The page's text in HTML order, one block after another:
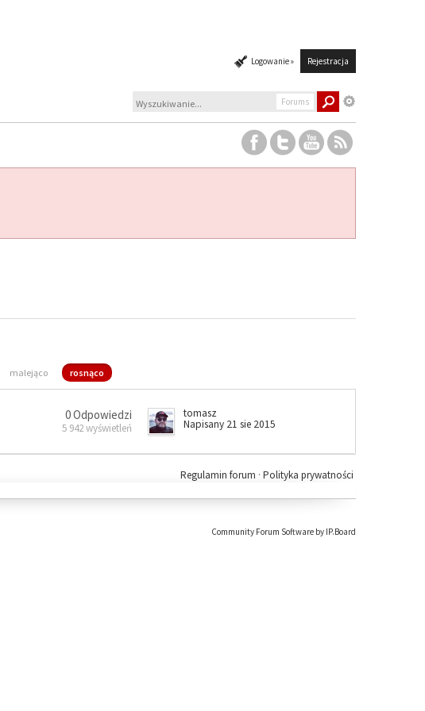
Logowanie » Rejestracja
Forums
malejąco rosnąco
0 Odpowiedzi
5 942 wyświetleń
tomasz
Napisany 21 sie 2015
Polityka prywatności
Regulamin forum ·
Community Forum Software by IP.Board